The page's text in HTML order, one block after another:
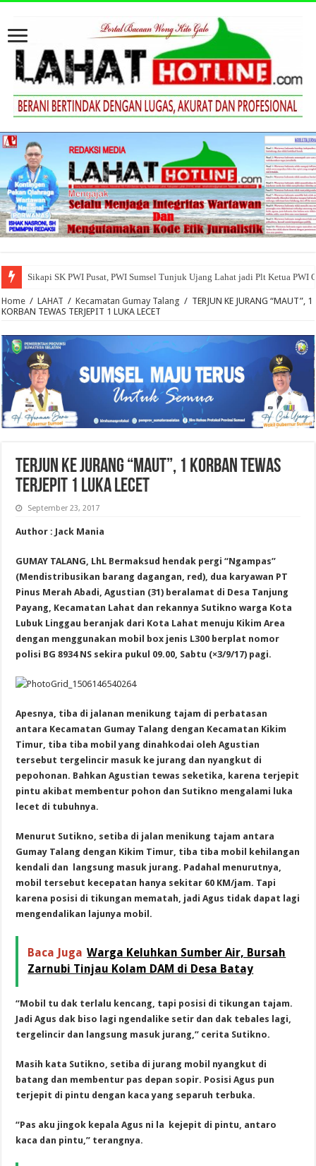
Sikapi SK PWI Pusat, PWI Sumsel Tunjuk Ujang Lahat jadi Plt Ketua PWI
Home / LAHAT / Kecamatan Gumay Talang / TERJUN KE JURANG “MAUT”, 1
KORBAN TEWAS TERJEPIT 1 LUKA LECET
TERJUN KE JURANG “MAUT”, 1 KORBAN TEWAS
TERJEPIT 1 LUKA LECET
September 23, 2017
Author : Jack Mania
GUMAY TALANG, LhL Bermaksud hendak pergi “Ngampas”
(Mendistribusikan barang dagangan, red), dua karyawan PT
Pinus Merah Abadi, Agustian (31) beralamat di Desa Tanjung
Payang, Kecamatan Lahat dan rekannya Sutikno warga Kota
Lubuk Linggau beranjak dari Kota Lahat menuju Kikim Area
dengan menggunakan mobil box jenis L300 berplat nomor
polisi BG 8934 NS sekira pukul 09.00, Sabtu (×3/9/17) pagi.
Apesnya, tiba di jalanan menikung tajam di perbatasan
antara Kecamatan Gumay Talang dengan Kecamatan Kikim
Timur, tiba tiba mobil yang dinahkodai oleh Agustian
tersebut tergelincir masuk ke jurang dan nyangkut di
pepohonan. Bahkan Agustian tewas seketika, karena terjepit
pintu akibat membentur pohon dan Sutikno mengalami luka
lecet di tubuhnya.
Menurut Sutikno, setiba di jalan menikung tajam antara
Gumay Talang dengan Kikim Timur, tiba tiba mobil kehilangan
kendali dan langsung masuk jurang. Padahal menurutnya,
mobil tersebut kecepatan hanya sekitar 60 KM/jam. Tapi
karena posisi di tikungan mematah, jadi Agus tidak dapat lagi
mengendalikan lajunya mobil.
Baca Juga Warga Keluhkan Sumber Air, Bursah
Zarnubi Tinjau Kolam DAM di Desa Batay
“Mobil tu dak terlalu kencang, tapi posisi di tikungan tajam.
Jadi Agus dak biso lagi ngendalike setir dan dak tebales lagi,
tergelincir dan langsung masuk jurang,” cerita Sutikno.
Masih kata Sutikno, setiba di jurang mobil nyangkut di
batang dan membentur pas depan sopir. Posisi Agus pun
terjepit di pintu dengan kaca yang separuh terbuka.
“Pas aku jingok kepala Agus ni la kejepit di pintu, antaro
kaca dan pintu,” terangnya.